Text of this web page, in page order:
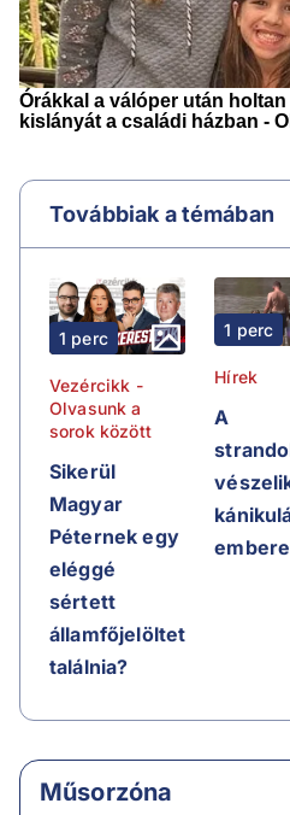
Továbbiak a témában
1 perc
Vezércikk -
Olvasunk a
sorok között
Sikerül
Magyar
Péternek egy
eléggé
sértett
államfőjelöltet
találnia?
1 perc
Hírek
A
Műsorzóna